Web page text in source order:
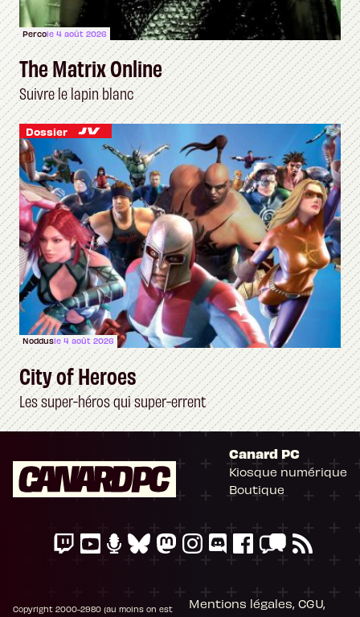
Percole 4 août 2026
The Matrix Online
Suivre le lapin blanc
Dossier
Noddusle 4 août 2026
City of Heroes
Les super-héros qui super-errent
Canard PC
Kiosque numérique
Boutique
Copyright 2000-2980 (au moins on est
Mentions légales, CGU,